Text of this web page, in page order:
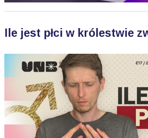
Ile jest płci w królestwie